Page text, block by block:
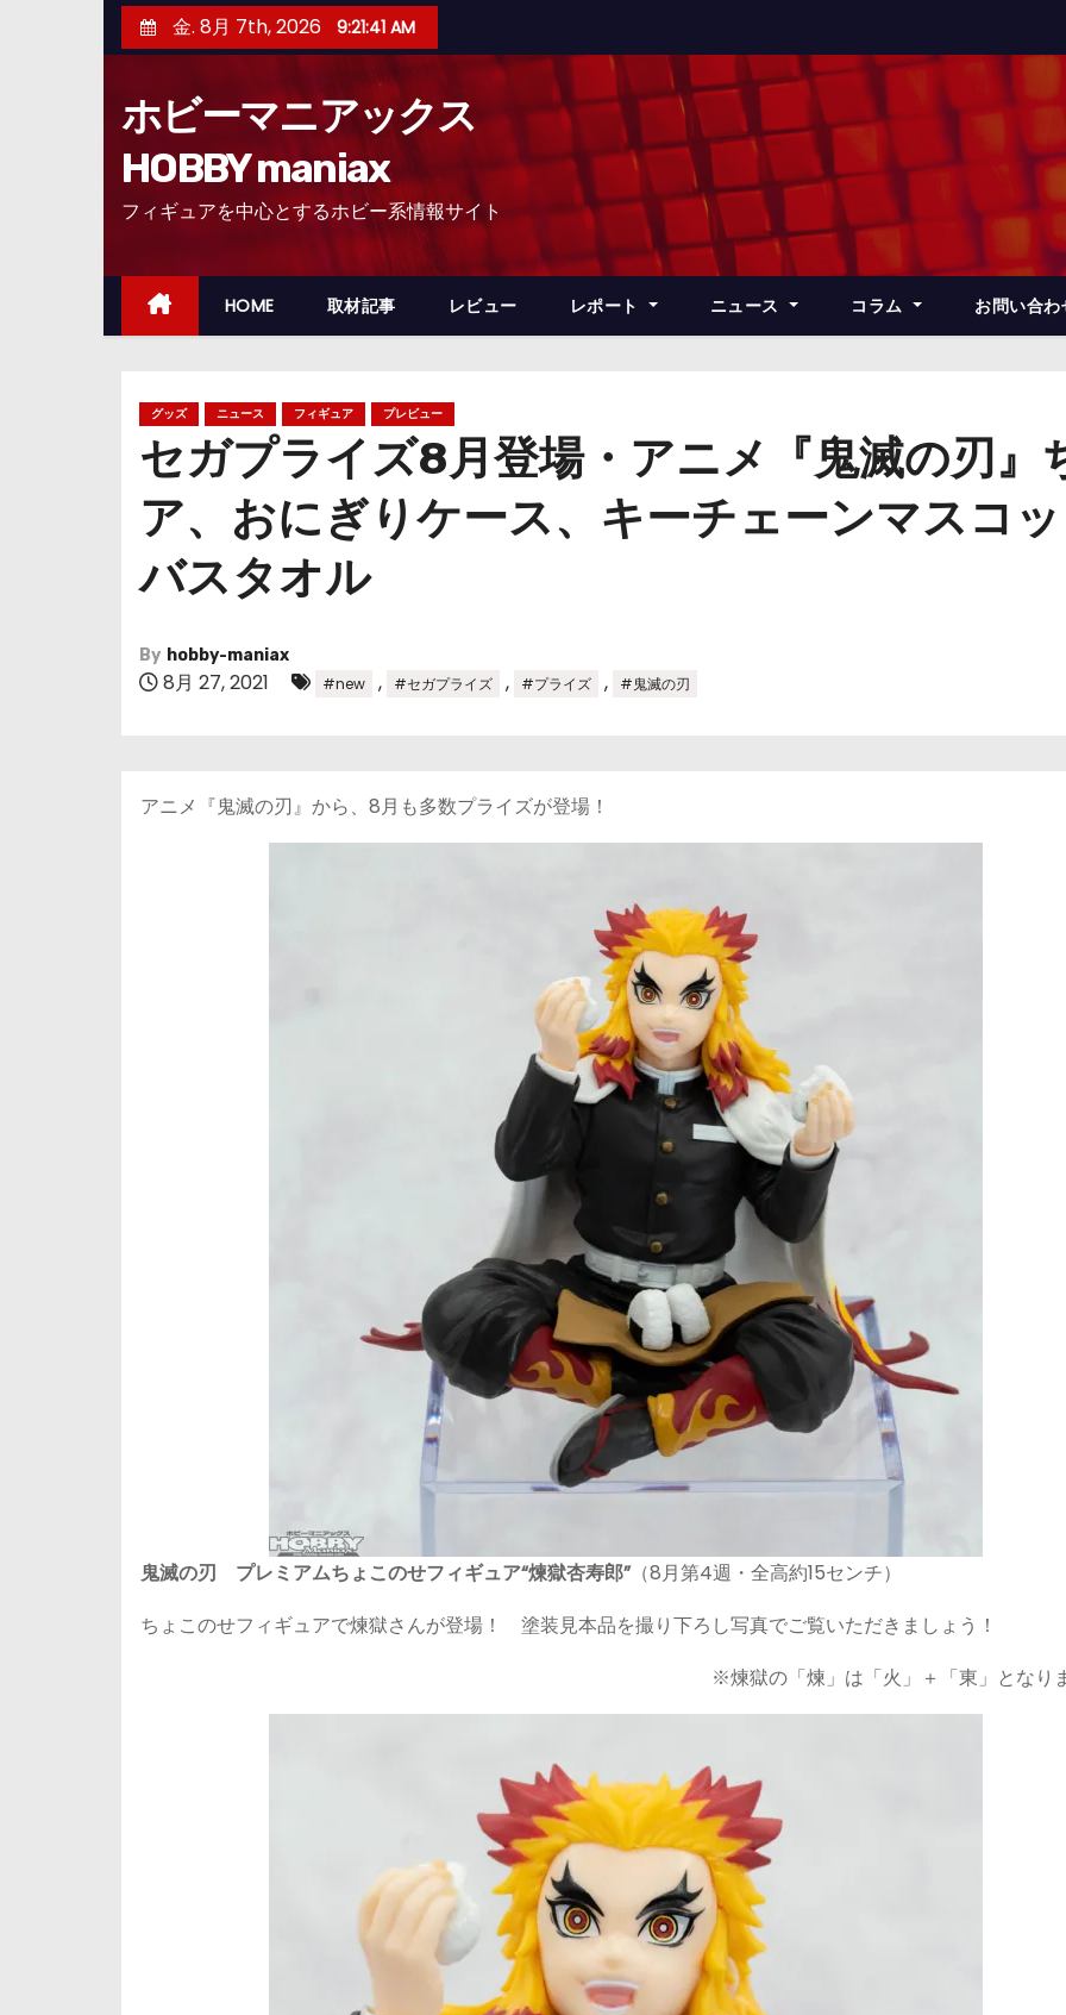
ン
ッ
金. 8月 7th, 2026 9:21:42 AM
ホビーマニアックス
HOBBY maniax
フィギュアを中心とするホビー系情報サイト
HOME 取材記事 レビュー レポート ニュース コラム お問い合わ
グッズ ニュース フィギュア プレビュー
セガプライズ8月登場・アニメ『鬼滅の刃』
ア、おにぎりケース、キーチェーンマスコ
バスタオル
By hobby-maniax
8月 27, 2021 #new , #セガプライズ , #プライズ , #鬼滅の刃
アニメ『鬼滅の刃』から、8月も多数プライズが登場！
鬼滅の刃 プレミアムちょこのせフィギュア“煉獄杏寿郎”（8月第4週・全高約15センチ）
ちょこのせフィギュアで煉獄さんが登場！ 塗装見本品を撮り下ろし写真でご覧いただきましょう！
※煉獄の「煉」は「火」＋「東」となり